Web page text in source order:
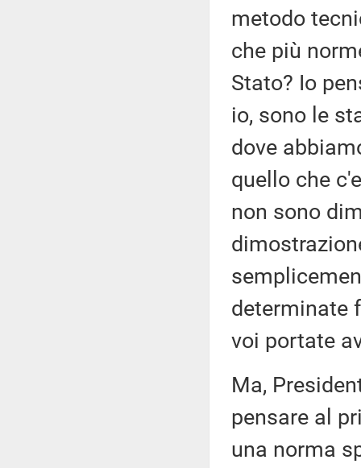
metodo
che più
Stato? Io
io, sono le
dove
quello che
non sono
determinate
voi portate
Ma,
pensare al
una norma